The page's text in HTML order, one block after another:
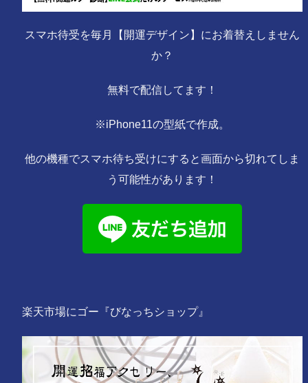
スマホ待受を毎月【開運デザイン】にお着替えしません
か？
無料で配信してます！
※iPhone11の型紙で作成。
他の機種でスマホ待ち受けにすると画面から切れてしま
う可能性があります！
楽天市場にゴー『びなっちショップ』